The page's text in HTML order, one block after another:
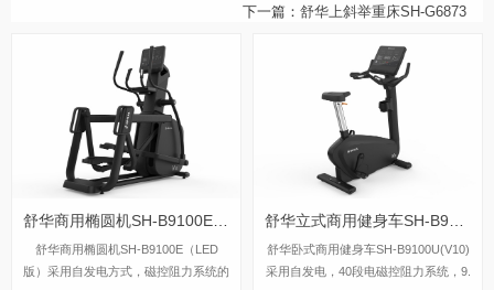
下一篇： 舒华上斜举重床SH-G6873
舒华商用椭圆机SH-B9100E（LED
版）采用自发电方式，磁控阻力系统的
舒华卧式商用健身车SH-B9100U(V10)
采用自发电，40段电磁控阻力系统，9.